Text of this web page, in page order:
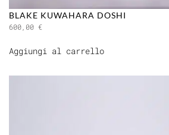
BLAKE KUWAHARA DOSHI
600,00 €
Aggiungi al carrello